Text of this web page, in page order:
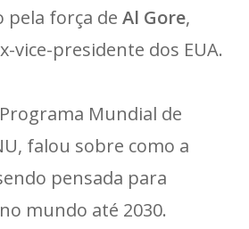
pela força de Al Gore,
vice-presidente dos EUA.
Mundial de
falou sobre como a
pensada para
mundo até 2030.